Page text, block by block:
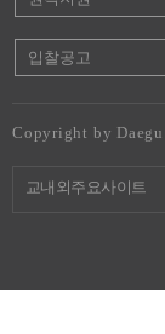
입찰공고
Copyright by
교내외주요사이트